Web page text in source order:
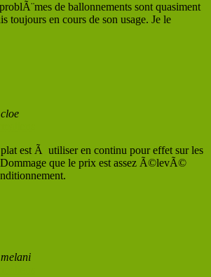
de ballonnements sont quasiment
toujours en cours de son usage. Je le
cloe
est Ã utiliser en continu pour effet sur les
que le prix est assez Ã©levÃ©
melani